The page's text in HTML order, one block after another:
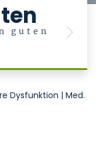
guten
Next
Dysfunktion | Med.